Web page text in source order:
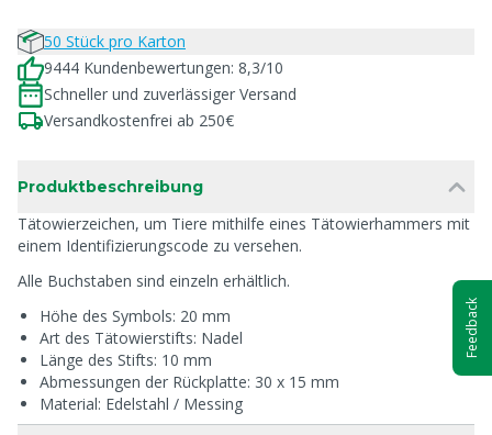
50 Stück pro Karton
9444 Kundenbewertungen: 8,3/10
Schneller und zuverlässiger Versand
Versandkostenfrei ab 250€
Produktbeschreibung
Tätowierzeichen, um Tiere mithilfe eines Tätowierhammers mit
einem Identifizierungscode zu versehen.
Alle Buchstaben sind einzeln erhältlich.
Höhe des Symbols: 20 mm
Art des Tätowierstifts: Nadel
Länge des Stifts: 10 mm
Abmessungen der Rückplatte: 30 x 15 mm
Material: Edelstahl / Messing
Feedback